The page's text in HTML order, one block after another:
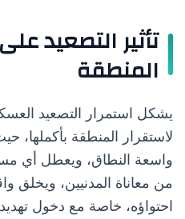
تأثير التصعيد
المنطقة
يشكل استمرار التصعيد
لاستقرار المنطقة بأكملها،
واسعة النطاق، ويعطل أي
من معاناة المدنيين، ويخلق
احتواؤه، خاصة مع دخول